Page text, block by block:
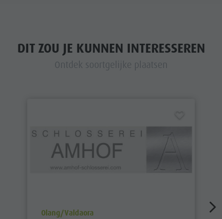
DIT ZOU JE KUNNEN INTERESSEREN
Ontdek soortgelijke plaatsen
aria.poi_location_prefix
Olang/Valdaora